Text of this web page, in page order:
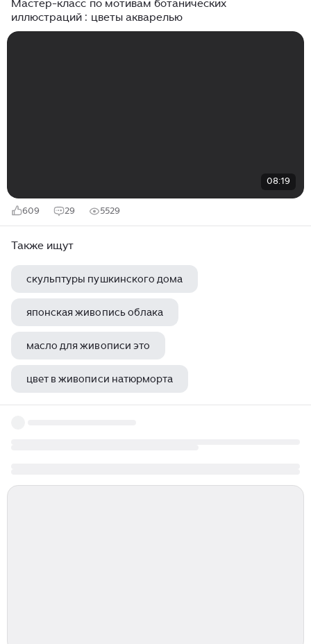
Мастер-класс по мотивам ботанических
иллюстраций : цветы акварелью
08:19
609 29 5529
Также ищут
скульптуры пушкинского дома
японская живопись облака
масло для живописи это
цвет в живописи натюрморта